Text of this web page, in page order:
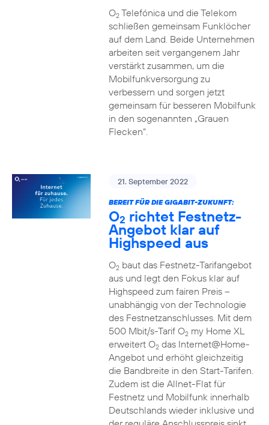
O2Telefónica und die Telekom
schließen gemeinsam Funklöcher
auf dem Land. Beide Unternehmen
arbeiten seit vergangenem Jahr
verstärkt zusammen, um die
Mobilfunkversorgung zu
verbessern und sorgen jetzt
gemeinsam für besseren Mobilfunk
in den sogenannten „Grauen
Flecken“.
21. September 2022
BEREIT FÜR DIE GIGABIT-ZUKUNFT:
O2 richtet Festnetz-
Angebot klar auf
Highspeed aus
O2baut das Festnetz-Tarifangebot
aus und legt den Fokus klar auf
Highspeed zum fairen Preis –
unabhängig von der Technologie
des Festnetzanschlusses. Mit dem
500 Mbit/s-Tarif O2my Home XL
erweitert O2das Internet@Home-
Angebot und erhöht gleichzeitig
die Bandbreite in den Start-Tarifen.
Zudem ist die Allnet-Flat für
Festnetz und Mobilfunk innerhalb
Deutschlands wieder inklusive und